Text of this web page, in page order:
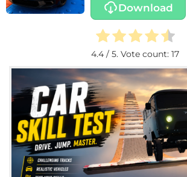
Card
Casual
Educational
First
Person
Horror
Download
4.4 / 5. Vote count: 17